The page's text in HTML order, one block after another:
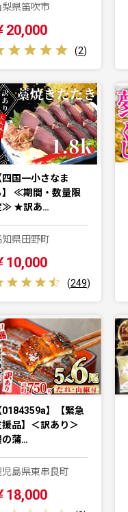
梨県笛吹市
20,000
(2)
四国一小さなま
】 ≪期間・数量限
≫ ★訳あ…
知県田野町
10,000
(249)
0184359a】【緊急
援品】＜訳あり＞
の蒲…
児島県東串良町
18,000